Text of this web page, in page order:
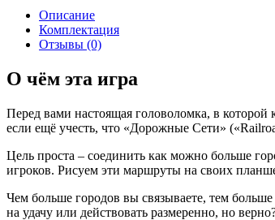
Описание
Комплектация
Отзывы (0)
О чём эта игра
Перед вами настоящая головоломка, в которой
если ещё учесть, что «Дорожные Сети»
Цель проста – соединить как можно больше
игроков. Рисуем эти маршруты на своих
Чем больше городов вы связываете, тем
на удачу или действовать размеренно, но